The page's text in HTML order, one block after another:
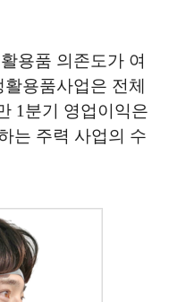
용품 의존도가 여
용품사업은 전체
1분기 영업이익은
는 주력 사업의 수